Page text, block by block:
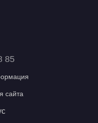
85
сайта